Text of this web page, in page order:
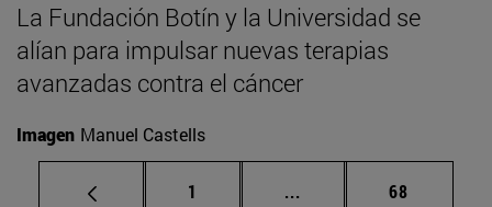
La Fundación Botín y la Universidad se
alían para impulsar nuevas terapias
avanzadas contra el cáncer
Imagen Manuel Castells
Página
1 ... Páginas intermedias
Página
68